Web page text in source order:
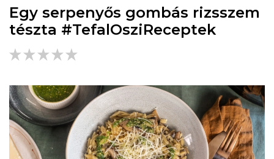
Egy serpenyős gombás rizsszem
tészta #TefalOsziReceptek